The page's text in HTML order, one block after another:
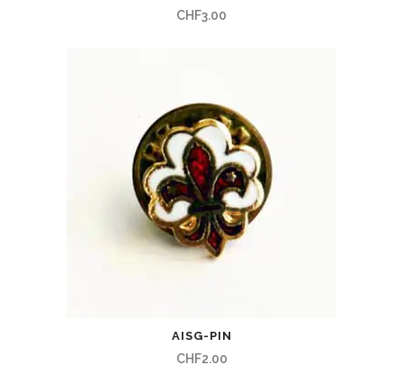
CHF3.00
AISG-PIN
CHF2.00